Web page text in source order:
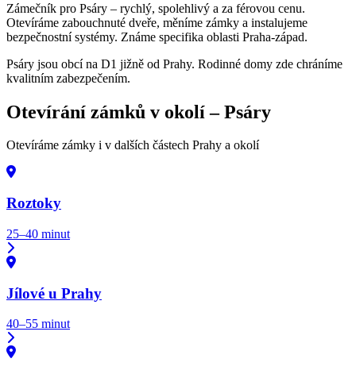
Zámečník pro Psáry – rychlý, spolehlivý a za férovou cenu.
Otevíráme zabouchnuté dveře, měníme zámky a instalujeme
bezpečnostní systémy. Známe specifika oblasti Praha-západ.
Psáry jsou obcí na D1 jižně od Prahy. Rodinné domy zde chráníme
kvalitním zabezpečením.
Otevírání zámků v okolí –Psáry
Otevíráme zámky i v dalších částech Prahy a okolí
Roztoky
25–40 minut
Jílové u Prahy
40–55 minut